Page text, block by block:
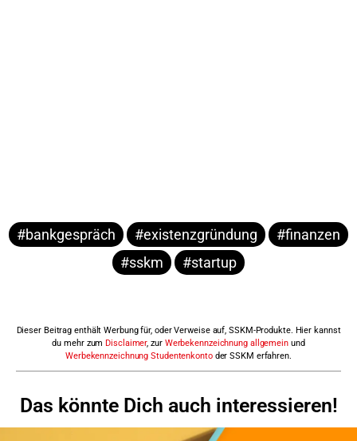
#bankgespräch #existenzgründung
#finanzen
#sskm
#startup
Dieser Beitrag enthält Werbung für, oder Verweise auf, SSKM-Produkte. Hier kannst
du mehr zum Disclaimer, zur Werbekennzeichnung allgemeinund
Werbekennzeichnung Studentenkontoder SSKM erfahren.
Das könnte Dich auch interessieren!